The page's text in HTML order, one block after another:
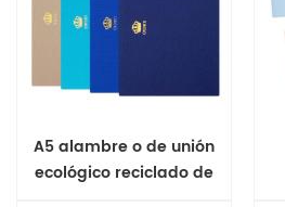
A5 alambre o de unión
ecológico reciclado de